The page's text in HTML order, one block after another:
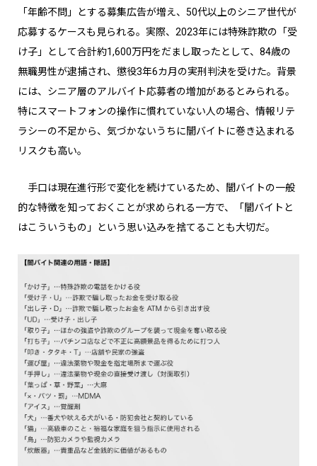
「年齢不問」とする募集広告が増え、50代以上のシニア世代が
応募するケースも見られる。実際、2023年には特殊詐欺の「受
け子」として合計約1,600万円をだまし取ったとして、84歳の
無職男性が逮捕され、懲役3年6カ月の実刑判決を受けた。背景
には、シニア層のアルバイト応募者の増加があるとみられる。
特にスマートフォンの操作に慣れていない人の場合、情報リテ
ラシーの不足から、気づかないうちに闇バイトに巻き込まれる
リスクも高い。
手口は現在進行形で変化を続けているため、闇バイトの一般
的な特徴を知っておくことが求められる一方で、「闇バイトと
はこういうもの」という思い込みを捨てることも大切だ。